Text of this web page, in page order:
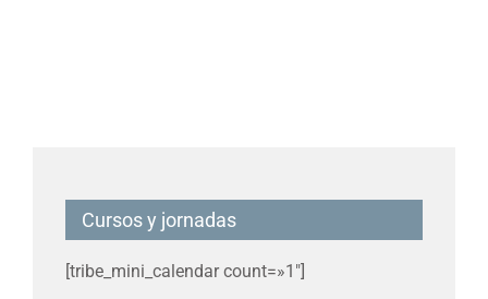
Cursos y jornadas
[tribe_mini_calendar count=»1″]